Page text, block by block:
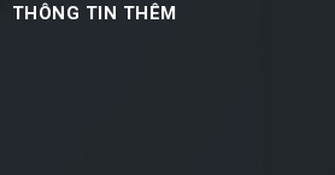
THÔNG TIN THÊM